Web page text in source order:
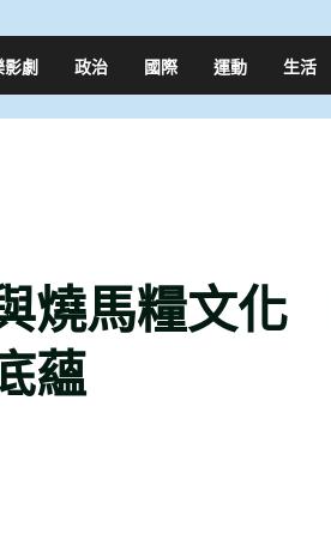
影劇 政治 國際 運動 生活
燒馬糧文
蘊